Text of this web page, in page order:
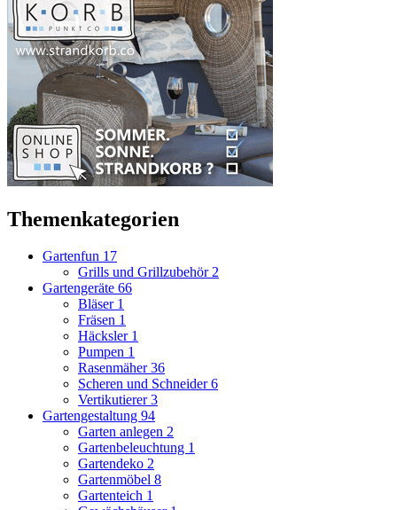
Themenkategorien
Gartenfun 17
Grills und Grillzubehör2
Gartengeräte 66
Bläser 1
Fräsen 1
Häcksler 1
Pumpen 1
Rasenmäher36
Scheren und Schneider6
Vertikutierer3
Gartengestaltung 94
Garten anlegen 2
Gartenbeleuchtung 1
Gartendeko 2
Gartenmöbel 8
Gartenteich 1